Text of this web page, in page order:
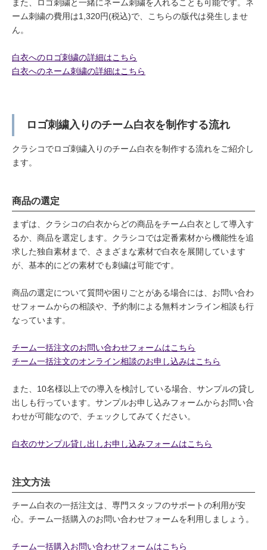
また、ロゴ刺繍と一緒にネーム刺繍を入れることも可能です。ネ
ーム刺繍の費用は1,320円(税込)で、こちらの版代は発生しませ
ん。
白衣へのロゴ刺繍の詳細はこちら
白衣へのネーム刺繍の詳細はこちら
ロゴ刺繍入りのチーム白衣を制作する流れ
クラシコでロゴ刺繍入りのチーム白衣を制作する流れをご紹介し
ます。
商品の選定
まずは、クラシコの白衣からどの商品をチーム白衣として導入す
るか、商品を選定します。クラシコでは定番素材から機能性を追
求した独自素材まで、さまざまな素材で白衣を展開しています
が、基本的にどの素材でも刺繍は可能です。
商品の選定について質問や困りごとがある場合には、お問い合わ
せフォームからの相談や、予約制による無料オンライン相談も行
なっています。
チーム一括注文のお問い合わせフォームはこちら
チーム一括注文のオンライン相談のお申し込みはこちら
また、10名様以上での導入を検討している場合、サンプルの貸し
出しも行っています。サンプルお申し込みフォームからお問い合
わせが可能なので、チェックしてみてください。
白衣のサンプル貸し出しお申し込みフォームはこちら
注文方法
チーム白衣の一括注文は、専門スタッフのサポートの利用が安
心。チーム一括購入のお問い合わせフォームを利用しましょう。
チーム一括購入お問い合わせフォームはこちら